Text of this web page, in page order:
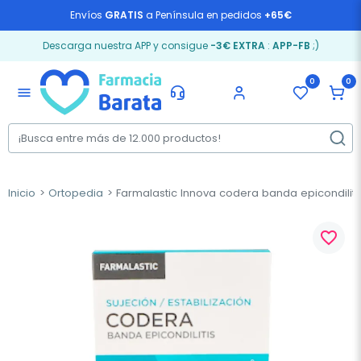
Envíos GRATIS a Península en pedidos +65€
Descarga nuestra APP y consigue -3€ EXTRA: APP-FB ;)
menu
0 0
Inicio Ortopedia Farmalastic Innova codera banda
favorite_border